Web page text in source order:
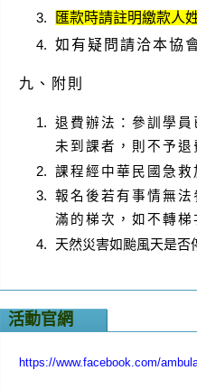
匯款時請註明繳款人
如有疑問請洽本
九、附則
退費辦法：參訓學
未到課者，則不予
課程經中華民國急
報名後若有事情無
滿的梯次，如不轉梯
天然災害如颱風天是否
活動官網
https://www.facebook.com/